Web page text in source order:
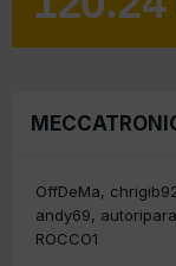
OffDeMa
andy69
ROCCO1